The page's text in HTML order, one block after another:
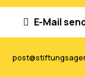
E-Mail